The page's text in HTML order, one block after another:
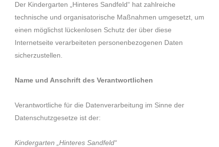
Der Kindergarten „Hinteres Sandfeld“ hat zahlreiche
technische und organisatorische Maßnahmen umgesetzt, um
einen möglichst lückenlosen Schutz der über diese
Internetseite verarbeiteten personenbezogenen Daten
sicherzustellen.
Name und Anschrift des Verantwortlichen
Verantwortliche für die Datenverarbeitung im Sinne der
Datenschutzgesetze ist der:
Kindergarten „Hinteres Sandfeld“